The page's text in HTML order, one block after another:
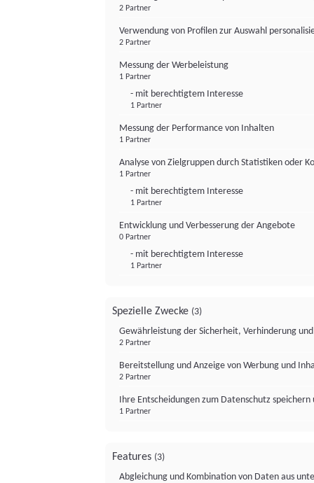
2 Partner
Verwendung von Profilen zur Auswahl
2 Partner
Messung der Werbeleistung
1 Partner
- mit berechtigtem Interesse
1 Partner
Messung der Performance von Inhalten
1 Partner
Analyse von Zielgruppen durch Statistiken oder
1 Partner
- mit berechtigtem Interesse
1 Partner
Entwicklung und Verbesserung der Angebote
0 Partner
- mit berechtigtem Interesse
1 Partner
Spezielle Zwecke (3)
Gewährleistung der Sicherheit, Verhinderung
2 Partner
Bereitstellung und Anzeige von Werbung und
2 Partner
Ihre Entscheidungen zum Datenschutz
1 Partner
Features (3)
Abgleichung und Kombination von Daten aus